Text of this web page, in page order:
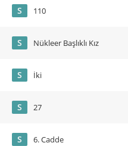
S 110
S Nükleer Başlıklı Kız
S İki
S 27
S 6. Cadde